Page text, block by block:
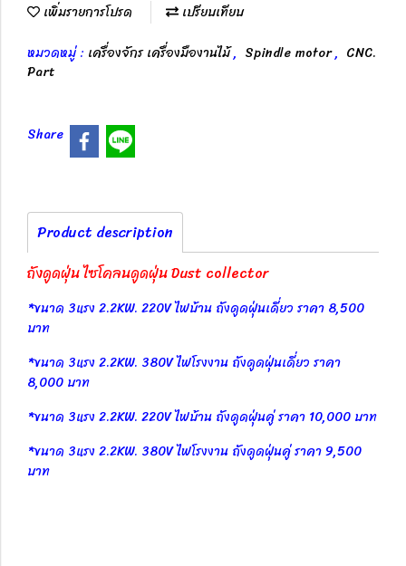
เพิ่มรายการโปรด
เปรียบเทียบ
หมวดหมู่ : เครื่องจักร เครื่องมืองานไม้, Spindle motor, CNC.
Part
Share
Product description
ถังดูดฝุ่น ไซโคลนดูดฝุ่น Dust collector
*ขนาด 3แรง 2.2KW. 220V ไฟบ้าน ถังดูดฝุ่นเดี่ยว ราคา 8,500
บาท
*ขนาด 3แรง 2.2KW. 380V ไฟโรงงาน ถังดูดฝุ่นเดี่ยว ราคา
8,000 บาท
*ขนาด 3แรง 2.2KW. 220V ไฟบ้าน ถังดูดฝุ่นคู่ ราคา 10,000 บาท
*ขนาด 3แรง 2.2KW. 380V ไฟโรงงาน ถังดูดฝุ่นคู่ ราคา 9,500
บาท